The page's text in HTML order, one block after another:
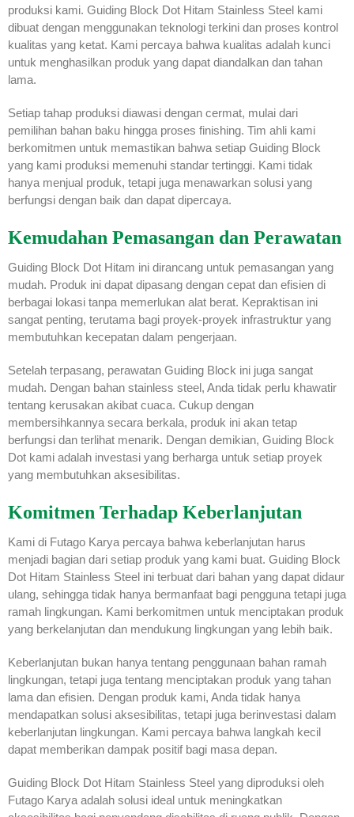
produksi kami. Guiding Block Dot Hitam Stainless Steel kami
dibuat dengan menggunakan teknologi terkini dan proses kontrol
kualitas yang ketat. Kami percaya bahwa kualitas adalah kunci
untuk menghasilkan produk yang dapat diandalkan dan tahan
lama.
Setiap tahap produksi diawasi dengan cermat, mulai dari
pemilihan bahan baku hingga proses finishing. Tim ahli kami
berkomitmen untuk memastikan bahwa setiap Guiding Block
yang kami produksi memenuhi standar tertinggi. Kami tidak
hanya menjual produk, tetapi juga menawarkan solusi yang
berfungsi dengan baik dan dapat dipercaya.
Kemudahan Pemasangan dan Perawatan
Guiding Block Dot Hitam ini dirancang untuk pemasangan yang
mudah. Produk ini dapat dipasang dengan cepat dan efisien di
berbagai lokasi tanpa memerlukan alat berat. Kepraktisan ini
sangat penting, terutama bagi proyek-proyek infrastruktur yang
membutuhkan kecepatan dalam pengerjaan.
Setelah terpasang, perawatan Guiding Block ini juga sangat
mudah. Dengan bahan stainless steel, Anda tidak perlu khawatir
tentang kerusakan akibat cuaca. Cukup dengan
membersihkannya secara berkala, produk ini akan tetap
berfungsi dan terlihat menarik. Dengan demikian, Guiding Block
Dot kami adalah investasi yang berharga untuk setiap proyek
yang membutuhkan aksesibilitas.
Komitmen Terhadap Keberlanjutan
Kami di Futago Karya percaya bahwa keberlanjutan harus
menjadi bagian dari setiap produk yang kami buat. Guiding Block
Dot Hitam Stainless Steel ini terbuat dari bahan yang dapat didaur
ulang, sehingga tidak hanya bermanfaat bagi pengguna tetapi juga
ramah lingkungan. Kami berkomitmen untuk menciptakan produk
yang berkelanjutan dan mendukung lingkungan yang lebih baik.
Keberlanjutan bukan hanya tentang penggunaan bahan ramah
lingkungan, tetapi juga tentang menciptakan produk yang tahan
lama dan efisien. Dengan produk kami, Anda tidak hanya
mendapatkan solusi aksesibilitas, tetapi juga berinvestasi dalam
keberlanjutan lingkungan. Kami percaya bahwa langkah kecil
dapat memberikan dampak positif bagi masa depan.
Guiding Block Dot Hitam Stainless Steel yang diproduksi oleh
Futago Karya adalah solusi ideal untuk meningkatkan